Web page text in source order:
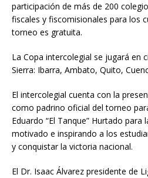
participación de más de 200
fiscales y fiscomisionales para los
torneo es gratuita.
La Copa intercolegial se jugará en
Sierra: Ibarra, Ambato, Quito,
El intercolegial cuenta con la
como padrino oficial del torneo
Eduardo “El Tanque” Hurtado
motivado e inspirando a los
y conquistar la victoria nacional.
El Dr. Isaac Álvarez presidente de